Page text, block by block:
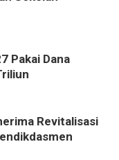
Pakai Dana
Revitalisasi